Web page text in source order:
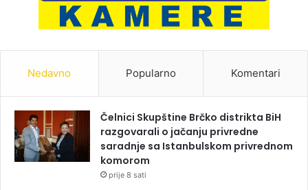
Nedavno Popularno Komentari
Čelnici Skupštine Brčko distrikta BiH
razgovarali o jačanju privredne
saradnje sa Istanbulskom privrednom
komorom
prije 8 sati